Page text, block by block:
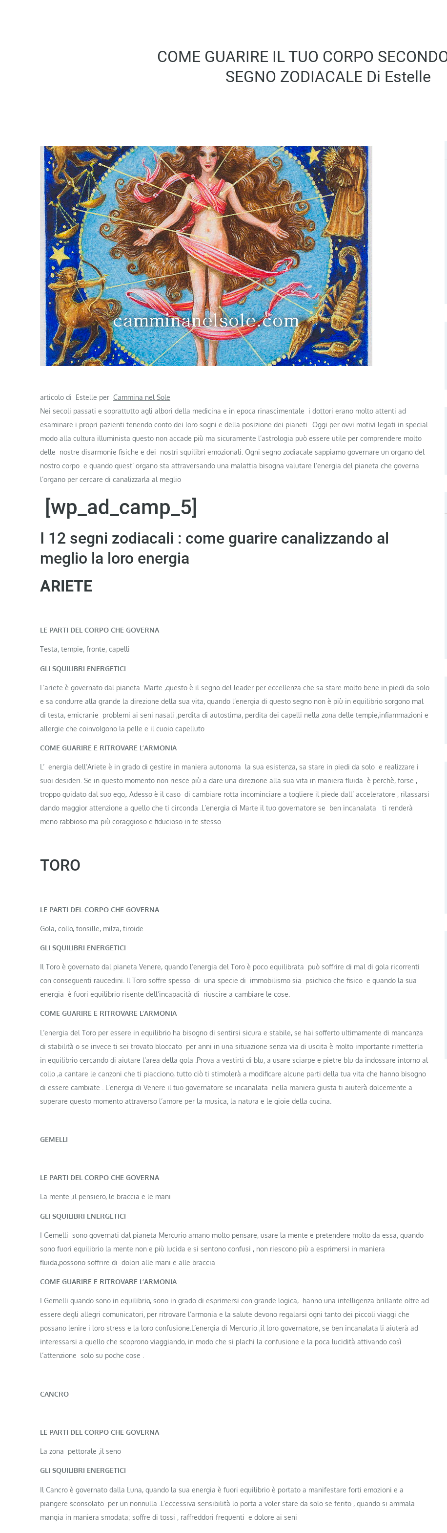
COME GUARIRE IL TUO CORPO
SEGNO ZODIACALE Di Estelle
articolo di Estelle per Cammina nel Sole
Nei secoli passati e soprattutto agli albori della medicina e in epoca rinascimentale i dottori erano molto attenti ad
esaminare i propri pazienti tenendo conto dei loro sogni e della posizione dei pianeti…Oggi per ovvi motivi legati in special
modo alla cultura illuminista questo non accade più ma sicuramente l’astrologia può essere utile per comprendere molto
delle nostre disarmonie fisiche e dei nostri squilibri emozionali. Ogni segno zodiacale sappiamo governare un organo del
nostro corpo e quando quest’ organo sta attraversando una malattia bisogna valutare l’energia del pianeta che governa
l’organo per cercare di canalizzarla al meglio
[wp_ad_camp_5]
I 12 segni zodiacali : come guarire canalizzando al
meglio la loro energia
ARIETE
LE PARTI DEL CORPO CHE GOVERNA
Testa, tempie, fronte, capelli
GLI SQUILIBRI ENERGETICI
L’ariete è governato dal pianeta Marte ,questo è il segno del leader per eccellenza che sa stare molto bene in piedi da solo
e sa condurre alla grande la direzione della sua vita, quando l’energia di questo segno non è più in equilibrio sorgono mal
di testa, emicranie problemi ai seni nasali ,perdita di autostima, perdita dei capelli nella zona delle tempie,infiammazioni e
allergie che coinvolgono la pelle e il cuoio capelluto
COME GUARIRE E RITROVARE L’ARMONIA
L’ energia dell’Ariete è in grado di gestire in maniera autonoma la sua esistenza, sa stare in piedi da solo e realizzare i
suoi desideri. Se in questo momento non riesce più a dare una direzione alla sua vita in maniera fluida è perchè, forse ,
troppo guidato dal suo ego,. Adesso è il caso di cambiare rotta incominciare a togliere il piede dall’ acceleratore , rilassarsi
dando maggior attenzione a quello che ti circonda .L’energia di Marte il tuo governatore se ben incanalata ti renderà
meno rabbioso ma più coraggioso e fiducioso in te stesso
TORO
LE PARTI DEL CORPO CHE GOVERNA
Gola, collo, tonsille, milza, tiroide
GLI SQUILIBRI ENERGETICI
Il Toro è governato dal pianeta Venere, quando l’energia del Toro è poco equilibrata può soffrire di mal di gola ricorrenti
con conseguenti raucedini. Il Toro soffre spesso di una specie di immobilismo sia psichico che fisico e quando la sua
energia è fuori equilibrio risente dell’incapacità di riuscire a cambiare le cose.
COME GUARIRE E RITROVARE L’ARMONIA
L’energia del Toro per essere in equilibrio ha bisogno di sentirsi sicura e stabile, se hai sofferto ultimamente di mancanza
di stabilità o se invece ti sei trovato bloccato per anni in una situazione senza via di uscita è molto importante rimetterla
in equilibrio cercando di aiutare l’area della gola .Prova a vestirti di blu, a usare sciarpe e pietre blu da indossare intorno al
collo ,a cantare le canzoni che ti piacciono, tutto ciò ti stimolerà a modificare alcune parti della tua vita che hanno bisogno
di essere cambiate . L’energia di Venere il tuo governatore se incanalata nella maniera giusta ti aiuterà dolcemente a
superare questo momento attraverso l’amore per la musica, la natura e le gioie della cucina.
GEMELLI
LE PARTI DEL CORPO CHE GOVERNA
La mente ,il pensiero, le braccia e le mani
GLI SQUILIBRI ENERGETICI
I Gemelli sono governati dal pianeta Mercurio amano molto pensare, usare la mente e pretendere molto da essa, quando
sono fuori equilibrio la mente non e più lucida e si sentono confusi , non riescono più a esprimersi in maniera
fluida,possono soffrire di dolori alle mani e alle braccia
COME GUARIRE E RITROVARE L’ARMONIA
I Gemelli quando sono in equilibrio, sono in grado di esprimersi con grande logica, hanno una intelligenza brillante oltre ad
essere degli allegri comunicatori, per ritrovare l’armonia e la salute devono regalarsi ogni tanto dei piccoli viaggi che
possano lenire i loro stress e la loro confusione.L’energia di Mercurio ,il loro governatore, se ben incanalata li aiuterà ad
interessarsi a quello che scoprono viaggiando, in modo che si plachi la confusione e la poca lucidità attivando così
l’attenzione solo su poche cose .
CANCRO
LE PARTI DEL CORPO CHE GOVERNA
La zona pettorale ,il seno
GLI SQUILIBRI ENERGETICI
Il Cancro è governato dalla Luna, quando la sua energia è fuori equilibrio è portato a manifestare forti emozioni e a
piangere sconsolato per un nonnulla .L’eccessiva sensibilità lo porta a voler stare da solo se ferito , quando si ammala
mangia in maniera smodata; soffre di tossi , raffreddori frequenti e dolore ai seni